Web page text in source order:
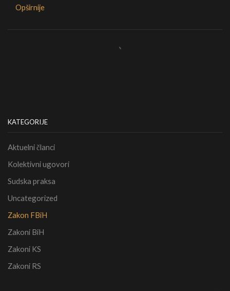
Opširnije
KATEGORIJE
Aktuelni članci
Kolektivni ugovori
Sudska praksa
Uncategorized
Zakon FBiH
Zakoni BiH
Zakoni KS
Zakoni RS